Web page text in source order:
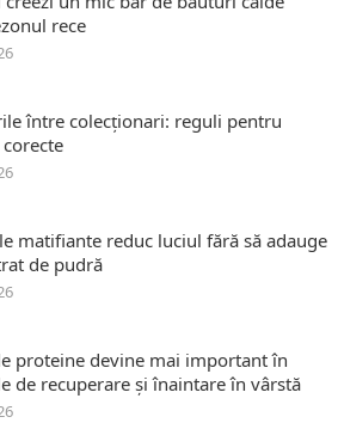
rece
între colecționari: reguli pentru
matifiante reduc luciul fără să adauge
de pudră
proteine devine mai important în
de recuperare și înaintare în vârstă